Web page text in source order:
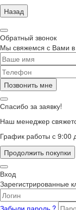
Назад
Обратный звонок
Мы свяжемся с Вами
Позвонить мне
Спасибо за заявку!
Наш менеджер
График работы с 9:00
Продолжить покупки
Вход
Зарегистрированные
Забыли пароль ?